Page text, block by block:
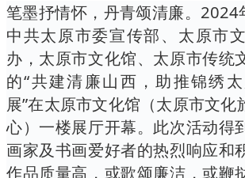
笔墨抒情怀，丹青颂清廉。2024
中共太原市委宣传部、太原市
办，太原市文化馆、太原市传统
的“共建清廉山西，助推锦绣
展”在太原市文化馆（太原市文化
心）一楼展厅开幕。此次活动得
画家及书画爱好者的热烈响应和
作品质量高，或歌颂廉洁，或鞭